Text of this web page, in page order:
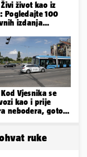
Živi život kao iz
Pogledajte 100
izdanja
Kod Vjesnika se
kao i prije
nebodera, gotovi
ruke